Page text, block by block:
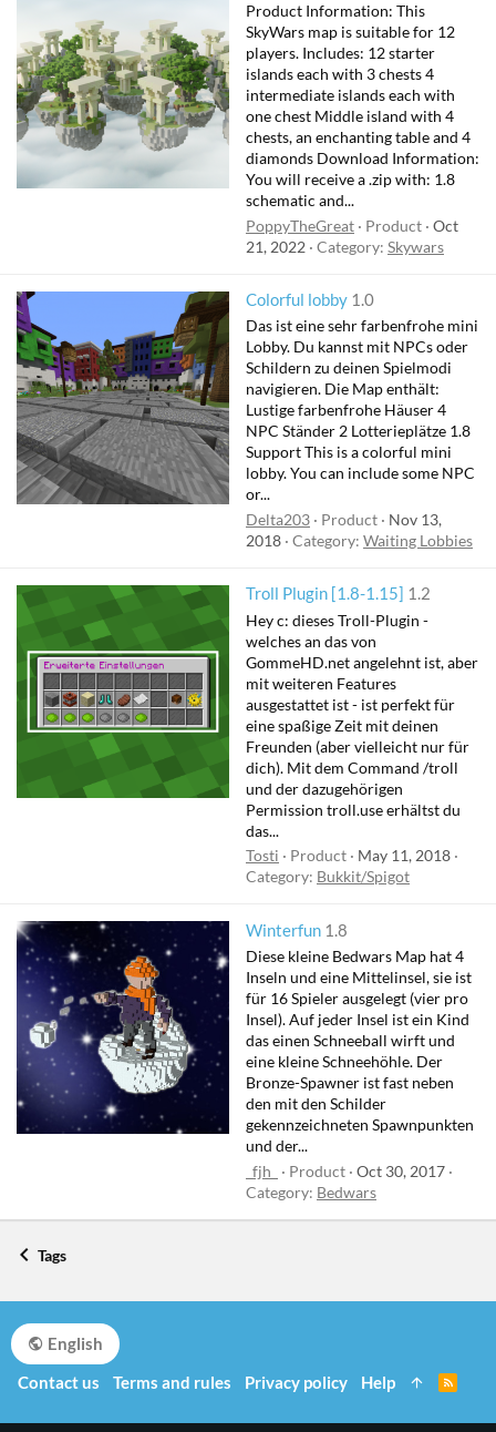
Product Information: This
SkyWars map is suitable for 12
players. Includes: 12 starter
islands each with 3 chests 4
intermediate islands each with
one chest Middle island with 4
chests, an enchanting table and 4
diamonds Download Information:
You will receive a .zip with: 1.8
schematic and...
PoppyTheGreat
Product Oct
21, 2022 Category: Skywars
Colorful lobby 1.0
Das ist eine sehr farbenfrohe mini
Lobby. Du kannst mit NPCs oder
Schildern zu deinen Spielmodi
navigieren. Die Map enthält:
Lustige farbenfrohe Häuser 4
NPC Ständer 2 Lotterieplätze 1.8
Support This is a colorful mini
lobby. You can include some NPC
or...
Delta203
Product
Nov 13,
2018 Category: Waiting Lobbies
Troll Plugin [1.8-1.15] 1.2
Hey c: dieses Troll-Plugin -
welches an das von
GommeHD.net angelehnt ist, aber
mit weiteren Features
ausgestattet ist - ist perfekt für
eine spaßige Zeit mit deinen
Freunden (aber vielleicht nur für
dich). Mit dem Command /troll
und der dazugehörigen
Permission troll.use erhältst du
das...
Tosti
Product
May 11, 2018
Category: Bukkit/Spigot
Winterfun 1.8
Diese kleine Bedwars Map hat 4
Inseln und eine Mittelinsel, sie ist
für 16 Spieler ausgelegt (vier pro
Insel). Auf jeder Insel ist ein Kind
das einen Schneeball wirft und
eine kleine Schneehöhle. Der
Bronze-Spawner ist fast neben
den mit den Schilder
gekennzeichneten Spawnpunkten
und der...
_fjh_
Product Oct 30, 2017
Category: Bedwars
Tags
English
Contact us
Terms and rules Privacy policy Help
S